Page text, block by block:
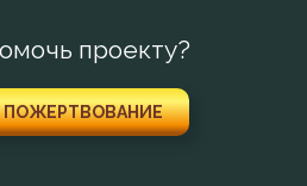
проекту?
ПОЖЕРТВОВАНИЕ